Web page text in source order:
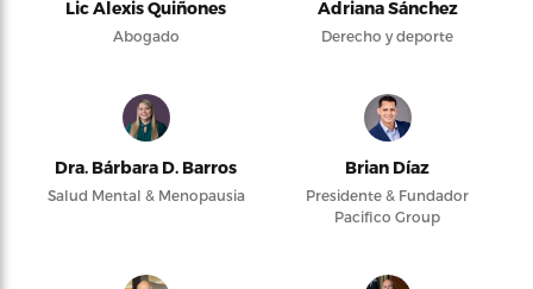
Lic Alexis Quiñones
Abogado
Adriana Sánchez
Derecho y deporte
Dra. Bárbara D. Barros
Salud Mental & Menopausia
Brian Díaz
Presidente & Fundador
Pacifico Group